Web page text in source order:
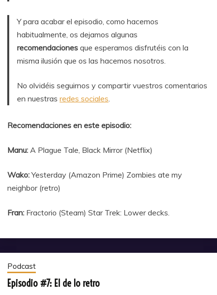
Y para acabar el episodio, como hacemos
habitualmente, os dejamos algunas
recomendaciones que esperamos disfrutéis con la
misma ilusión que os las hacemos nosotros.
No olvidéis seguirnos y compartir vuestros comentarios
en nuestras redes sociales
Recomendaciones en este episodio:
Manu: A Plague Tale, Black Mirror (Netflix)
Wako:Yesterday (Amazon Prime) Zombies ate my
neighbor (retro)
Fran: Fractorio (Steam) Star Trek: Lower decks.
Podcast
Episodio #7: El de lo retro